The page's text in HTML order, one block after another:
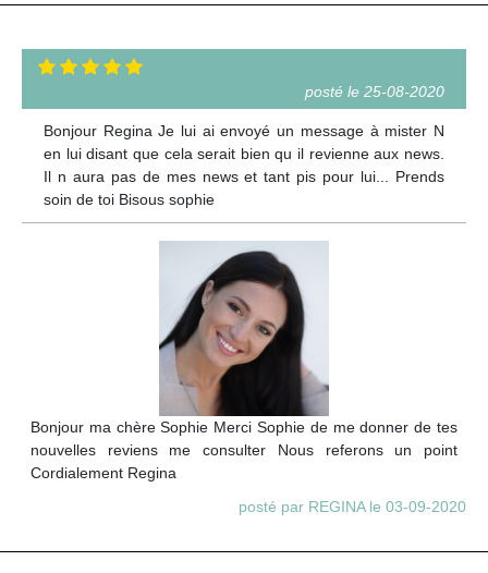
posté le 25-08-2020
Bonjour Regina Je lui ai envoyé un message à mister N
en lui disant que cela serait bien qu il revienne aux news.
Il n aura pas de mes news et tant pis pour lui... Prends
soin de toi Bisous sophie
Bonjour ma chère Sophie Merci Sophie de me donner de tes
nouvelles reviens me consulter Nous referons un point
Cordialement Regina
posté par REGINA le 03-09-2020